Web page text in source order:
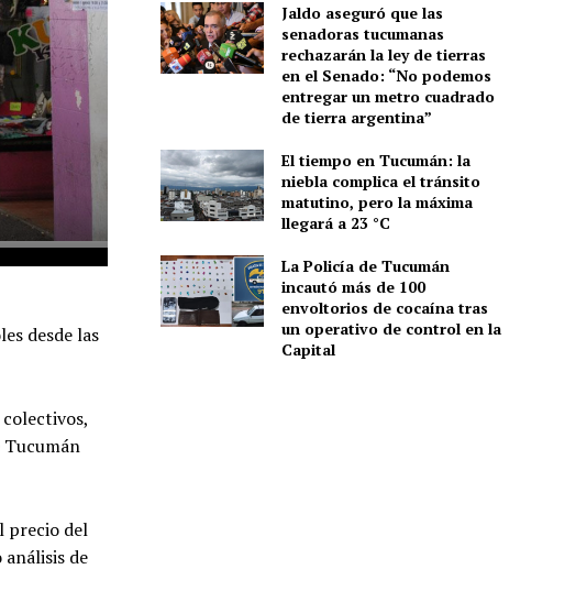
desde las
Tucumán
precio del
de
Jaldo aseguró que las
senadoras tucumanas
rechazarán la ley de tierras
en el Senado: “No podemos
entregar un metro cuadrado
de tierra argentina”
El tiempo en Tucumán: la
niebla complica el tránsito
matutino, pero la máxima
llegará a 23 °C
La Policía de Tucumán
incautó más de 100
envoltorios de cocaína tras
un operativo de control en la
Capital